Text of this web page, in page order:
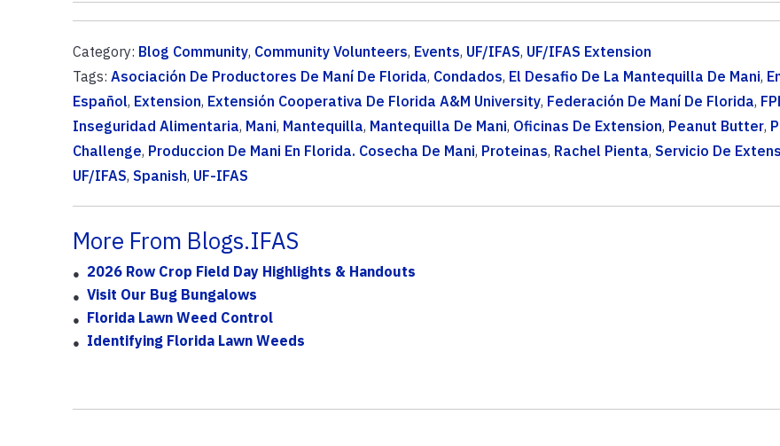
Category: Blog Community, Community Volunteers, Events, UF/IFAS, UF/IFAS Extension
Tags: Asociación De Productores De Maní De Florida, Condados, El Desafio De La Mantequilla De Mani,
Español, Extension, Extensión Cooperativa De Florida A&M University, Federación De Maní De Florida,
Inseguridad Alimentaria, Mani, Mantequilla, Mantequilla De Mani, Oficinas De Extension, Peanut Butter,
Challenge, Produccion De Mani En Florida. Cosecha De Mani, Proteinas, Rachel Pienta, Servicio De
UF/IFAS, Spanish, UF-IFAS
More From Blogs.IFAS
2026 Row Crop Field Day Highlights & Handouts
Visit Our Bug Bungalows
Florida Lawn Weed Control
Identifying Florida Lawn Weeds